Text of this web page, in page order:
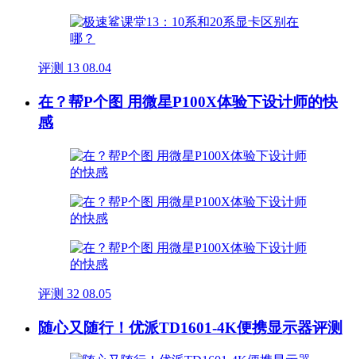
评测 13 08.04
在？帮P个图 用微星P100X体验下设计师的快
感
评测 32 08.05
随心又随行！优派TD1601-4K便携显示器评测